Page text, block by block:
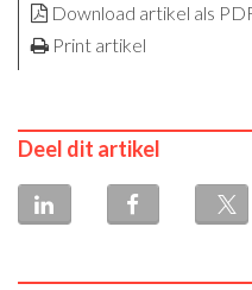
Download artikel als
Print artikel
Deel dit artikel